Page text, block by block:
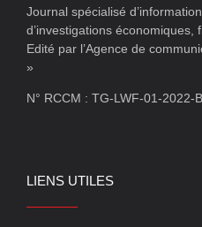
Journal spécialisé
d’investigations économiques,
Edité par l’Agence de
»
N° RCCM : TG-LWF-01-2022-
LIENS UTILES